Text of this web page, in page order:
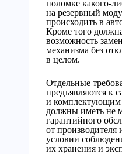
поломке какого-
на резервный
происходить в
Кроме того
возможность
механизма без
в целом.
Отдельные
предъявляются к
и
должны иметь не
гарантийного
от
условии
их хранения и